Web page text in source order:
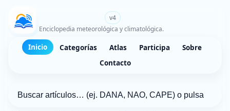
v4
Enciclopedia meteorológica y climatológica.
Inicio Categorías Atlas Participa
Sobre
Contacto